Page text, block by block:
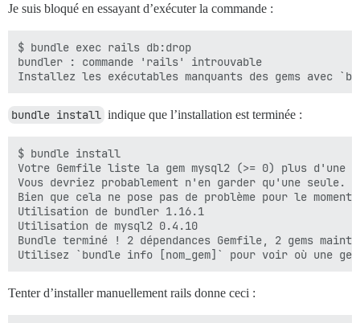
Je suis bloqué en essayant d’exécuter la commande :
$ bundle exec rails db:drop
bundler : commande 'rails' introuvable
bundle install indique que l’installation est terminée :
$ bundle install
Votre Gemfile liste la gem mysql2 (>= 0) plus d'une
Vous devriez probablement n'en garder qu'une seule.
Bien que cela ne pose pas de problème pour le
Utilisation de bundler 1.16.1
Utilisation de mysql2 0.4.10
Bundle terminé ! 2 dépendances Gemfile, 2 gems
Tenter d’installer manuellement rails donne ceci :